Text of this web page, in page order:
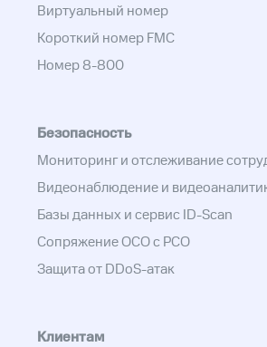
Виртуальный номер
Короткий номер FMC
Номер 8-800
Безопасность
Мониторинг и отслеживание
Видеонаблюдение и
Базы данных и сервис ID-Scan
Сопряжение ОСО с РСО
Защита от DDoS-атак
Клиентам